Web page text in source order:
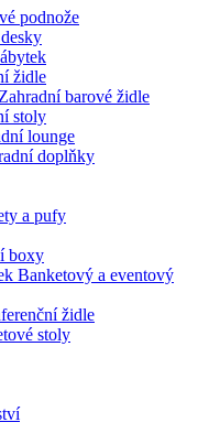
podnože
židle
Zahradní barové židle
stoly
lounge
doplňky
a pufy
boxy
Banketový a eventový
židle
stoly